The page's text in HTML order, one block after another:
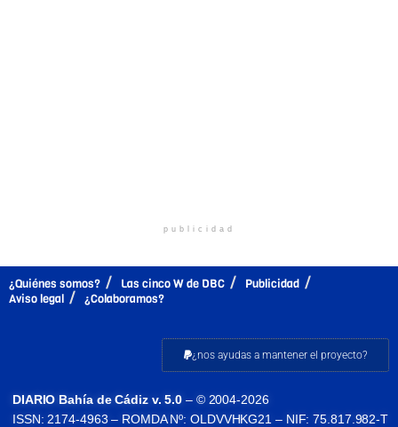
publicidad
¿Quiénes somos? Las cinco W de DBC
Publicidad
Aviso legal
¿Colaboramos?
¿nos ayudas a mantener el proyecto?
DIARIO Bahía de Cádiz v. 5.0 – © 2004-2026
ISSN: 2174-4963 – ROMDA Nº: OLDVVHKG21 – NIF: 75.817.982-T